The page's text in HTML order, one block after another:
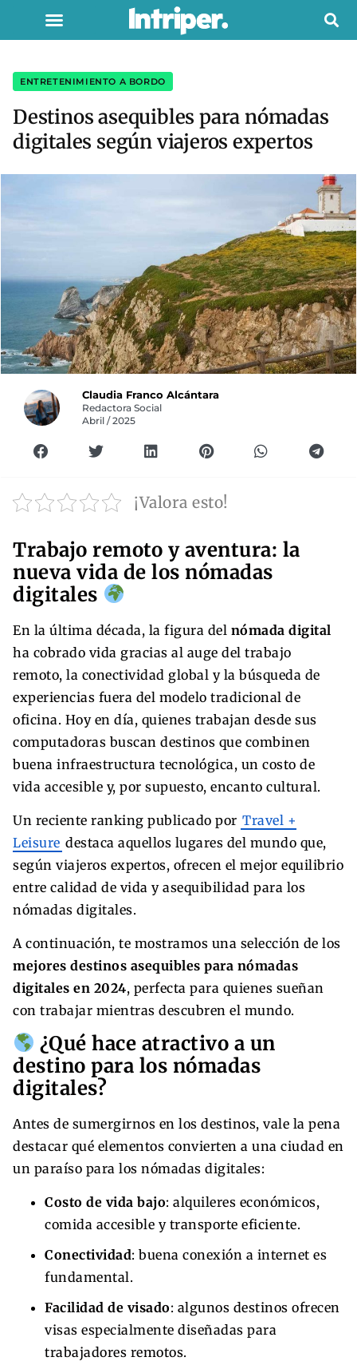
ENTRETENIMIENTO A BORDO
Destinos asequibles para nómadas
digitales según viajeros expertos
Claudia Franco Alcántara
Redactora Social
Abril / 2025
¡Valora esto!
Trabajo remoto y aventura: la
nueva vida de los nómadas
digitales
En la última década, la figura del nómada digital
ha cobrado vida gracias al auge del trabajo
remoto, la conectividad global y la búsqueda de
experiencias fuera del modelo tradicional de
oficina. Hoy en día, quienes trabajan desde sus
computadoras buscan destinos que combinen
buena infraestructura tecnológica, un costo de
vida accesible y, por supuesto, encanto cultural.
Un reciente ranking publicado por Travel +
Leisure destaca aquellos lugares del mundo que,
según viajeros expertos, ofrecen el mejor equilibrio
entre calidad de vida y asequibilidad para los
nómadas digitales.
A continuación, te mostramos una selección de los
mejores destinos asequibles para nómadas
digitales en 2024, perfecta para quienes sueñan
con trabajar mientras descubren el mundo.
¿Qué hace atractivo a un
destino para los nómadas
digitales?
Antes de sumergirnos en los destinos, vale la pena
destacar qué elementos convierten a una ciudad en
un paraíso para los nómadas digitales:
Costo de vida bajo: alquileres económicos,
comida accesible y transporte eficiente.
Conectividad: buena conexión a internet es
fundamental.
Facilidad de visado: algunos destinos ofrecen
visas especialmente diseñadas para
trabajadores remotos.